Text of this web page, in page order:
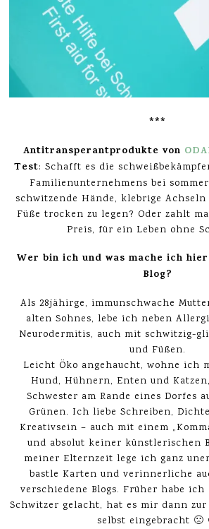
***
Antitransperantprodukte von
Test: Schafft es die
Familienunternehmens bei
schwitzende Hände, klebrige
Füße trocken zu legen? Oder zahlt
Preis, für ein Leben ohne
Wer bin ich und was mache ich
Blog?
Als 28jähirge, immunschwache
alten Sohnes, lebe ich neben
Neurodermitis, auch mit schwitzig-
und Füßen.
Leicht Öko angehaucht, wohne ich
Hund, Hühnern, Enten und
Schwester am Rande eines Dorfes
Grünen. Ich liebe Schreiben,
Kreativsein – auch mit einem
und absolut keiner künstlerischen
meiner Elternzeit lege ich ganz
bastle Karten und verinnerliche
verschiedene Blogs. Früher habe ich
Schwitzer gelacht, hat es mir dann
selbst eingebracht 🙁